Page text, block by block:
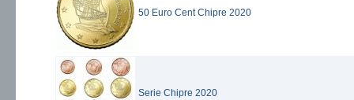
50 Euro Cent Chipre 2020
Serie Chipre 2020